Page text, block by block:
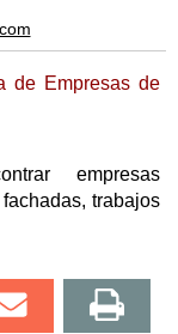
de Empresas de
empresas
trabajos